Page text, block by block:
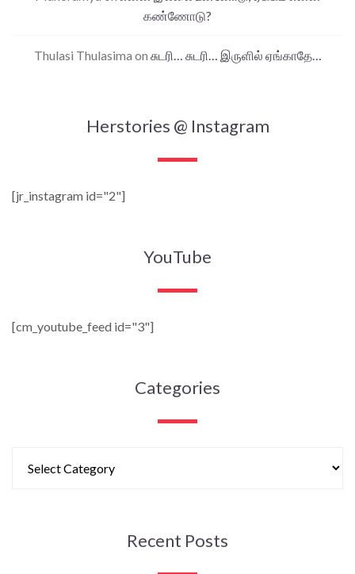
கண்ணோடு?
Thulasi Thulasima on சுடரி… சுடரி… இருளில் ஏங்காதே…
Herstories @ Instagram
[jr_instagram id="2"]
YouTube
[cm_youtube_feed id="3"]
Categories
Recent Posts